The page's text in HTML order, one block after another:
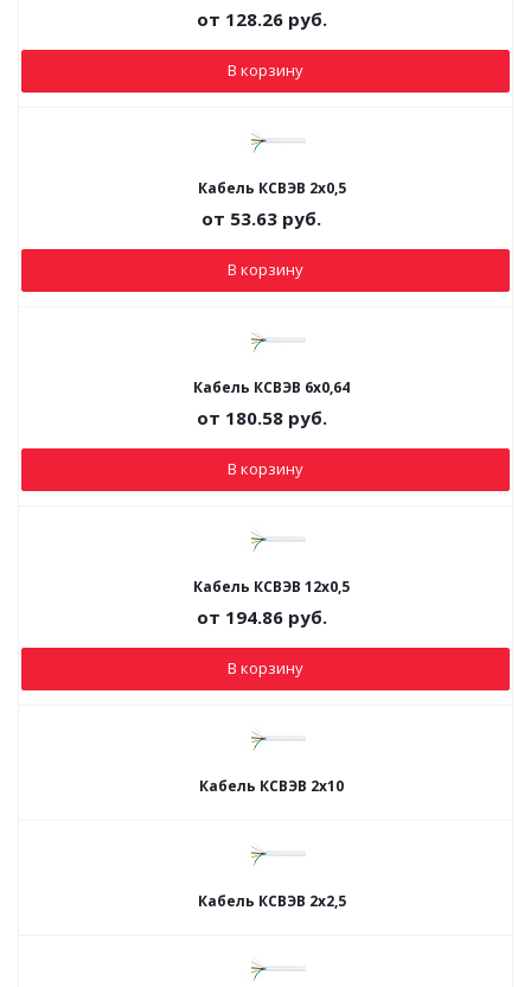
от 128.26руб.
В корзину
Кабель КСВЭВ 2х0,5
от 53.63 руб.
В корзину
Кабель КСВЭВ 6х0,64
от 180.58руб.
В корзину
Кабель КСВЭВ 12х0,5
от 194.86руб.
В корзину
Кабель КСВЭВ 2х10
Кабель КСВЭВ 2х2,5